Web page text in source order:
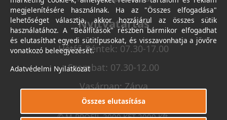
Nyitvatartás
Hétfő-Péntek: 07.30-17.00
Szombat: 07.30-12.00
Vasárnap: Zárva
© M-PROFIL 2000 KFT 2000 Kft.
megjelenítésére használnak. Ha az "Összes elfogadása"
lehetőséget választja, akkor hozzájárul az összes sütik
használatához. A "Beállítások" részben bármikor elfogadhat
és elutasíthat egyedi sütitípusokat, és visszavonhatja a jövőre
vonatkozó beleegyezését.
Adatvédelmi Nyilatkozat
Összes elutasítása